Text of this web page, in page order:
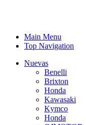
Main Menu
Top Navigation
Nuevas
Benelli
Brixton
Honda
Kawasaki
Kymco
Honda